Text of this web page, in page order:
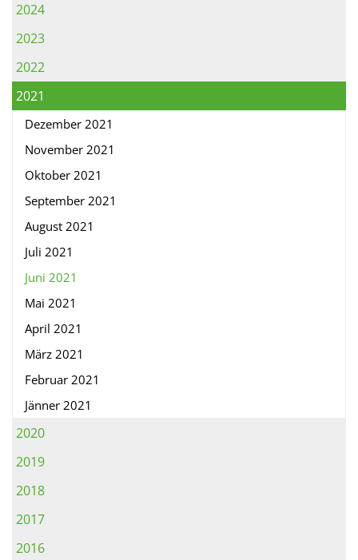
2024
2023
2022
2021
Dezember 2021
November 2021
Oktober 2021
September 2021
August 2021
Juli 2021
Juni 2021
Mai 2021
April 2021
März 2021
Februar 2021
Jänner 2021
2020
2019
2018
2017
2016